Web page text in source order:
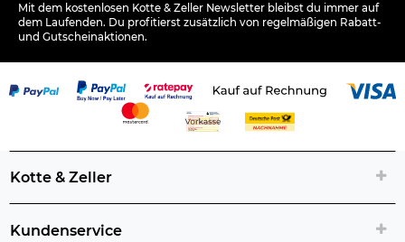
Mit dem kostenlosen Kotte & Zeller Newsletter bleibst du immer auf
dem Laufenden. Du profitierst zusätzlich von regelmäßigen Rabatt-
und Gutscheinaktionen.
Kotte & Zeller
Kundenservice